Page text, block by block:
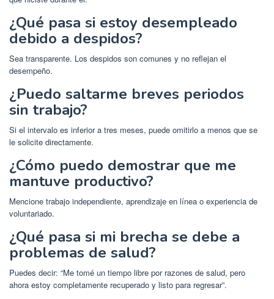
¿Qué pasa si estoy desempleado
debido a despidos?
Sea transparente. Los despidos son comunes y no reflejan el
desempeño.
¿Puedo saltarme breves periodos
sin trabajo?
Si el intervalo es inferior a tres meses, puede omitirlo a menos que se
le solicite directamente.
¿Cómo puedo demostrar que me
mantuve productivo?
Mencione trabajo independiente, aprendizaje en línea o experiencia de
voluntariado.
¿Qué pasa si mi brecha se debe a
problemas de salud?
Puedes decir: “Me tomé un tiempo libre por razones de salud, pero
ahora estoy completamente recuperado y listo para regresar”.